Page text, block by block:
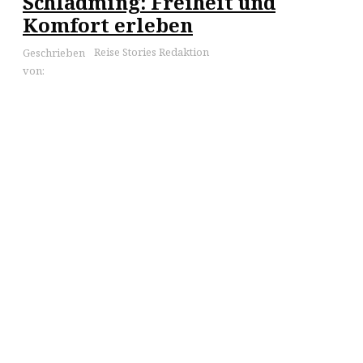
Komfort erleben
Geschrieben
von:
Reise Stories Redaktion